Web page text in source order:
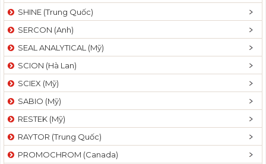
SHINE (Trung Quốc)
SERCON (Anh)
SEAL ANALYTICAL (Mỹ)
SCION (Hà Lan)
SCIEX (Mỹ)
SABIO (Mỹ)
RESTEK (Mỹ)
RAYTOR (Trung Quốc)
PROMOCHROM (Canada)